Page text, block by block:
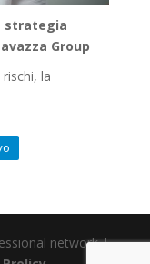
strategia
Group
la
network |